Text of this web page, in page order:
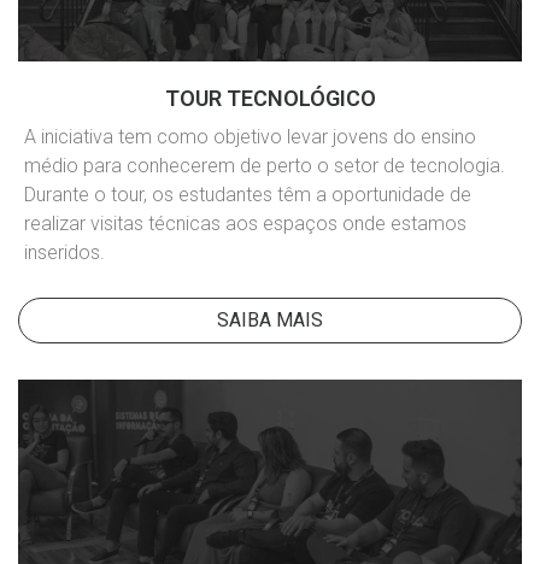
TOUR TECNOLÓGICO
A iniciativa tem como objetivo levar jovens do ensino
médio para conhecerem de perto o setor de tecnologia.
Durante o tour, os estudantes têm a oportunidade de
realizar visitas técnicas aos espaços onde estamos
inseridos.
SAIBA MAIS